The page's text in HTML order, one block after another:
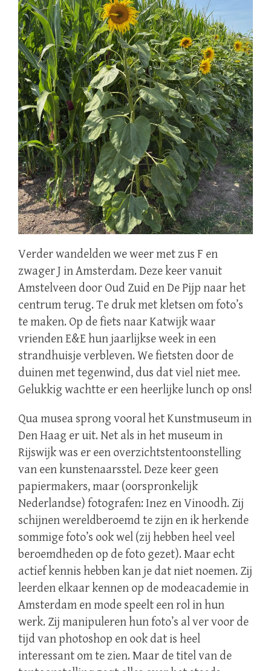
Verder wandelden we weer met zus F en
zwager J in Amsterdam. Deze keer vanuit
Amstelveen door Oud Zuid en De Pijp naar het
centrum terug. Te druk met kletsen om foto’s
te maken. Op de fiets naar Katwijk waar
vrienden E&E hun jaarlijkse week in een
strandhuisje verbleven. We fietsten door de
duinen met tegenwind, dus dat viel niet mee.
Gelukkig wachtte er een heerlijke lunch op ons!
Qua musea sprong vooral het Kunstmuseum in
Den Haag er uit. Net als in het museum in
Rijswijk was er een overzichtstentoonstelling
van een kunstenaarsstel. Deze keer geen
papiermakers, maar (oorspronkelijk
Nederlandse) fotografen: Inez en Vinoodh. Zij
schijnen wereldberoemd te zijn en ik herkende
sommige foto’s ook wel (zij hebben heel veel
beroemdheden op de foto gezet). Maar echt
actief kennis hebben kan je dat niet noemen. Zij
leerden elkaar kennen op de modeacademie in
Amsterdam en mode speelt een rol in hun
werk. Zij manipuleren hun foto’s al ver voor de
tijd van photoshop en ook dat is heel
interessant om te zien. Maar de titel van de